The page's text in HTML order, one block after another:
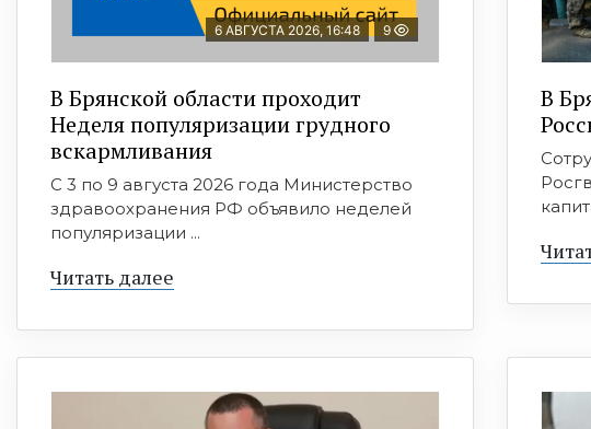
6 АВГУСТА 2026, 16:48 9
В Брянской области проходит
Неделя популяризации грудного
вскармливания
С 3 по 9 августа 2026 года Министерство
здравоохранения РФ объявило неделей
популяризации ...
Читать далее
В